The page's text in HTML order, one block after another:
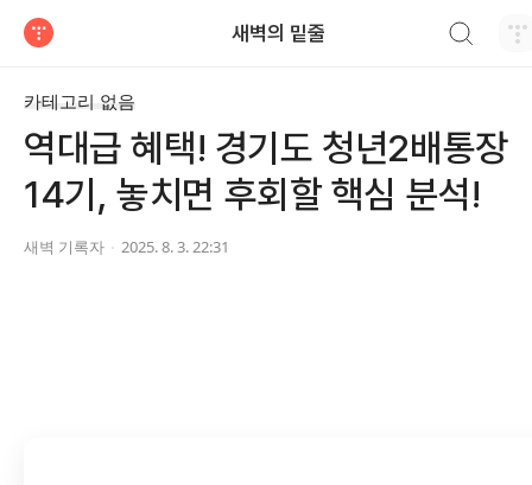
새벽의 밑줄
카테고리 없음
역대급 혜택! 경기도 청년2배통장
14기, 놓치면 후회할 핵심 분석!
새벽 기록자 2025. 8. 3. 22:31